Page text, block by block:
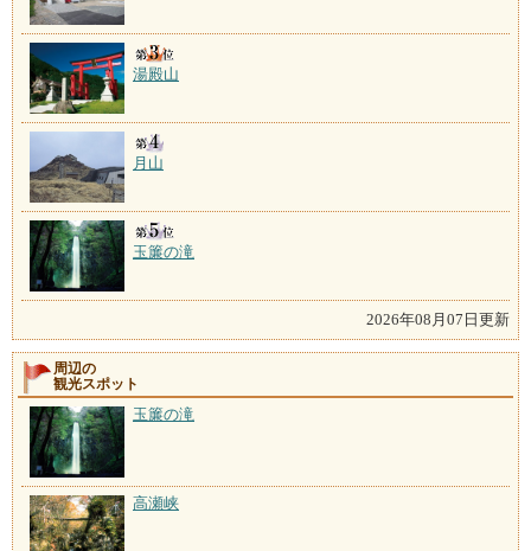
湯殿山
月山
玉簾の滝
2026年08月07日更新
周辺の
観光スポット
玉簾の滝
高瀬峡